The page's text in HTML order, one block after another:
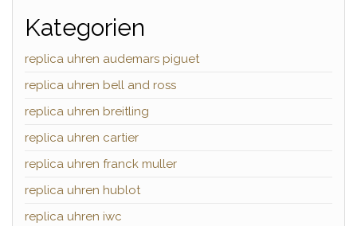
Kategorien
replica uhren audemars piguet
replica uhren bell and ross
replica uhren breitling
replica uhren cartier
replica uhren franck muller
replica uhren hublot
replica uhren iwc